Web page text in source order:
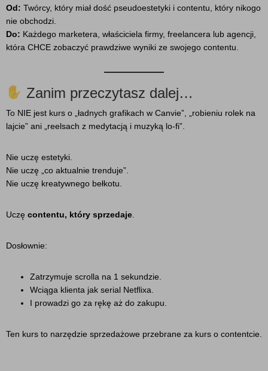
Od: Twórcy, który miał dość pseudoestetyki i contentu, który nikogo
nie obchodzi.
Do: Każdego marketera, właściciela firmy, freelancera lub agencji,
która CHCE zobaczyć prawdziwe wyniki ze swojego contentu.
Zanim przeczytasz dalej…
To NIE jest kurs o „ładnych grafikach w Canvie”, „robieniu rolek na
lajcie” ani „reelsach z medytacją i muzyką lo-fi”.
Nie uczę estetyki.
Nie uczę „co aktualnie trenduje”.
Nie uczę kreatywnego bełkotu.
Uczę contentu, który sprzedaje.
Dosłownie:
Zatrzymuje scrolla na 1 sekundzie.
Wciąga klienta jak serial Netflixa.
I prowadzi go za rękę aż do zakupu.
Ten kurs to narzędzie sprzedażowe przebrane za kurs o contentcie.